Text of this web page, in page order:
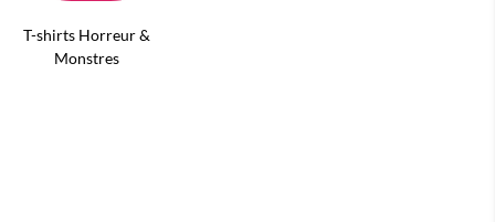
T-shirts Horreur &
Monstres